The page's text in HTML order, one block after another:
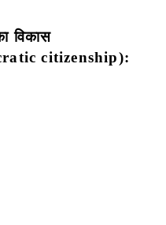
विकास
citizenship):